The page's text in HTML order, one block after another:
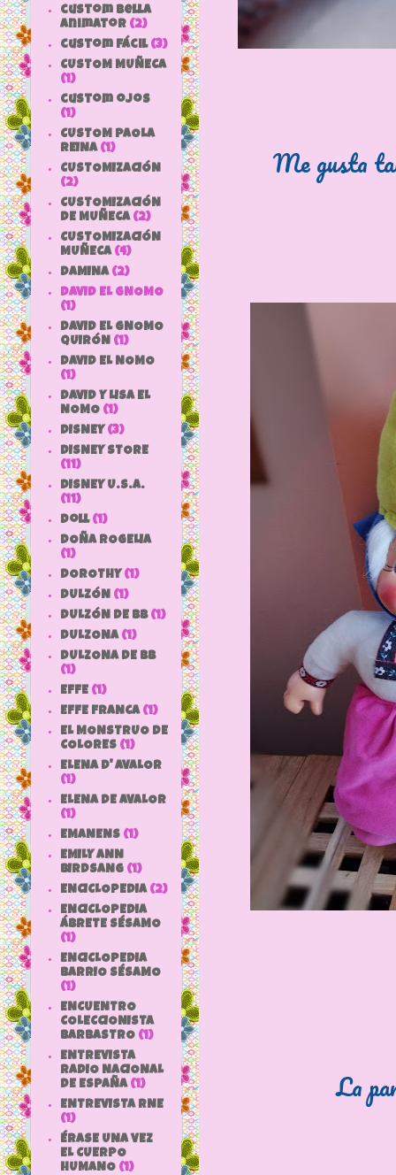
Me gusta
La
custom bella
animator (2)
custom fácil (3)
CUSTOM MUÑECA
(1)
custom ojos
(1)
CUSTOM PAOLA
REINA (1)
CUSTOMIZACIÓN
(2)
CUSTOMIZACIÓN
DE MUÑECA (2)
CUSTOMIZACIÓN
MUÑECA (4)
DAMINA (2)
DAVID EL GNOMO
(1)
DAVID EL GNOMO
QUIRÓN (1)
DAVID EL NOMO
(1)
DAVID Y LISA EL
NOMO (1)
DISNEY (3)
DISNEY STORE
(11)
DISNEY U.S.A.
(11)
doll (1)
DOÑA ROGELIA
(1)
DOROTHY (1)
DULZÓN (1)
DULZÓN DE BB (1)
DULZONA (1)
DULZONA DE BB
(1)
EFFE (1)
EFFE FRANCA (1)
EL MONSTRUO DE
COLORES (1)
ELENA D' AVALOR
(1)
ELENA DE AVALOR
(1)
EMANENS (1)
EMILY ANN
BIRDSANG (1)
ENCICLOPEDIA (2)
ENCICLOPEDIA
ÁBRETE SÉSAMO
(1)
ENCICLOPEDIA
BARRIO SÉSAMO
(1)
ENCUENTRO
COLECCIONISTA
BARBASTRO (1)
ENTREVISTA
RADIO NACIONAL
DE ESPAÑA (1)
ENTREVISTA RNE
(1)
ÉRASE UNA VEZ
EL CUERPO
HUMANO (1)